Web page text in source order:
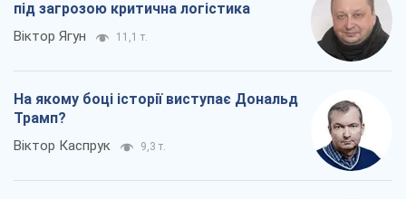
під загрозою критична логістика
Віктор Ягун 11,1 т.
На якому боці історії виступає Дональд
Трамп?
Віктор Каспрук 9,3 т.